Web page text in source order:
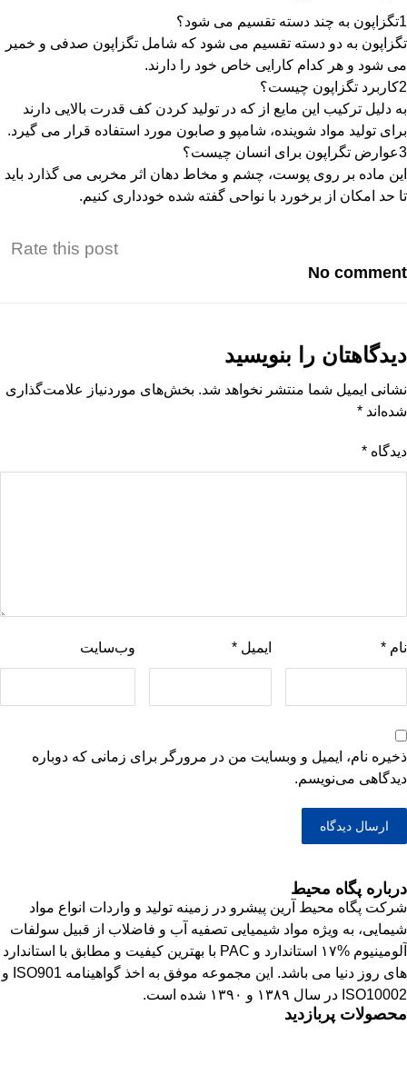
1تگزاپون به چند دسته تقسیم می شود؟
تگزاپون به دو دسته تقسیم می شود که شامل تگزاپون صدفی و خمیر
می شود و هر کدام کارایی خاص خود را دارند.
2کاربرد تگزاپون چیست؟
به دلیل ترکیب این مایع از که در تولید کردن کف قدرت بالایی دارند
برای تولید مواد شوینده، شامپو و صابون مورد استفاده قرار می گیرد.
3عوارض تگراپون برای انسان چیست؟
این ماده بر روی پوست، چشم و مخاط دهان اثر مخربی می گذارد باید
تا حد امکان از برخورد با نواحی گفته شده خودداری کنیم.
Rate this post
No comment
دیدگاهتان را بنویسید
نشانی ایمیل شما منتشر نخواهد شد. بخش‌های موردنیاز علامت‌گذاری
شده‌اند *
دیدگاه *
نام * ایمیل* وب‌سایت
ذخیره نام، ایمیل و وبسایت من در مرورگر برای زمانی که دوباره
دیدگاهی می‌نویسم.
درباره پگاه محیط
شرکت پگاه محیط آرین پیشرو در زمینه تولید و واردات انواع مواد
شیمایی، به ویژه مواد شیمیایی تصفیه آب و فاضلاب از قبیل سولفات
آلومینیوم %۱۷ استاندارد و PAC با بهترین کیفیت و مطابق با استاندارد
های روز دنیا می باشد. این مجموعه موفق به اخذ گواهینامه ISO901 و
ISO10002 در سال ۱۳۸۹ و ۱۳۹۰ شده است.
محصولات پربازدید